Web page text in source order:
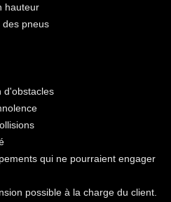
hauteur
des pneus
d'obstacles
qui ne pourraient engager
possible à la charge du client.